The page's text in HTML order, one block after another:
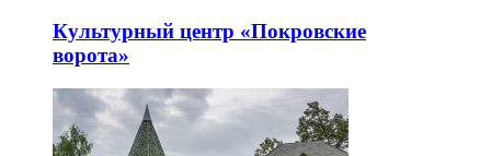
Культурный центр «Покровские
ворота»